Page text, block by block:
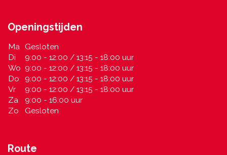
Openingstijden
Ma Gesloten
Di
9:00 - 12:00 / 13:15 - 18:00 uur
Wo 9:00 - 12:00 / 13:15 - 18:00 uur
Do
9:00 - 12:00 / 13:15 - 18:00 uur
Vr
9:00 - 12:00 / 13:15 - 18:00 uur
Za
9:00 - 16:00 uur
Zo
Gesloten
Route